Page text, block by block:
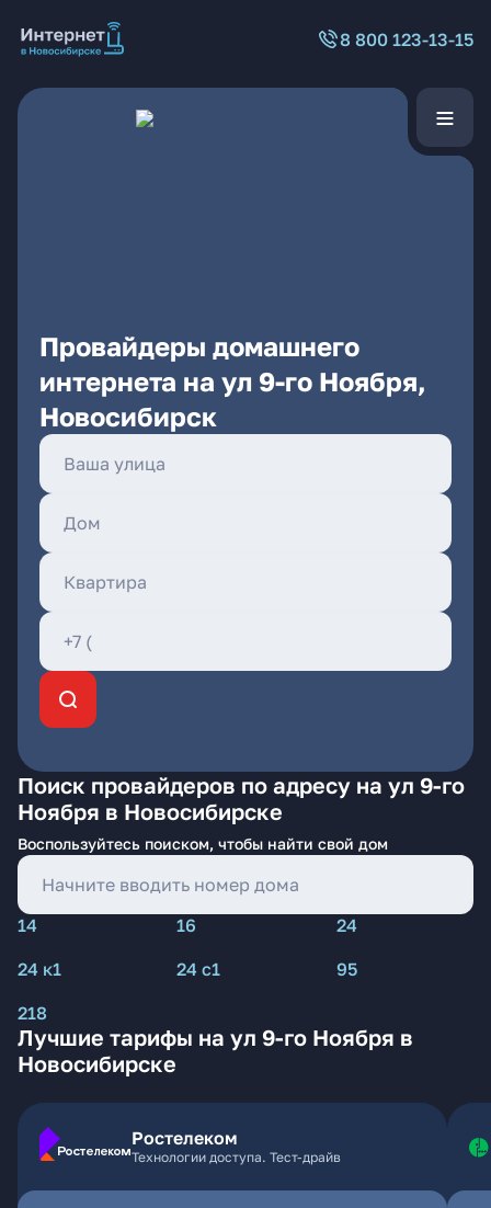
8 800 123-13-15
Провайдеры домашнего
интернета на ул 9-го Ноября,
Новосибирск
Поиск провайдеров по адресу на ул 9-го
Ноября в Новосибирске
Воспользуйтесь поиском, чтобы найти свой дом
14 16
24
24 к1
24 с1
95
218
Лучшие тарифы на ул 9-го Ноября в
Новосибирске
Ростелеком
Технологии доступа. Тест-драйв